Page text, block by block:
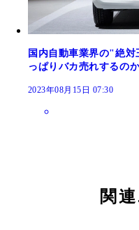
国内自動車業界の"絶
っぱりバカ売れするの
2023年08月15日 07:30
関